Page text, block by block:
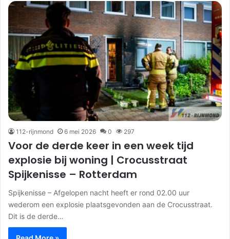
112-rijnmond 6 mei 2026 0 297
Voor de derde keer in een week tijd
explosie bij woning | Crocusstraat
Spijkenisse – Rotterdam
Spijkenisse – Afgelopen nacht heeft er rond 02.00 uur
wederom een explosie plaatsgevonden aan de Crocusstraat.
Dit is de derde…